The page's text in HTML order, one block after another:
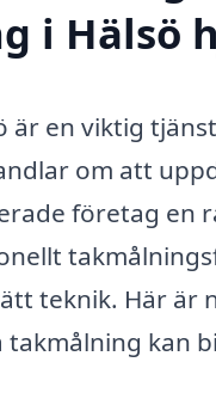
i Hälsö
är en viktig
om att
företag en
teknik. Här är
takmålning kan